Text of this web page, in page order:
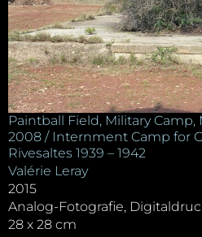
Paintball Field, Military
2008 / Internment Camp for
Rivesaltes 1939 – 1942
Valérie Leray
2015
Analog-Fotografie,
28 x 28 cm